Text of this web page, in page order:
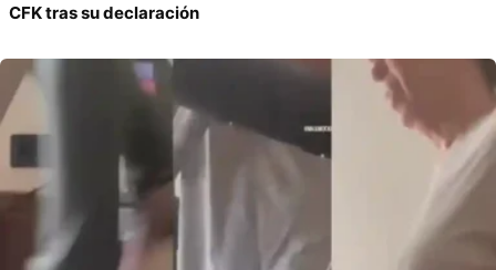
CFK tras su declaración